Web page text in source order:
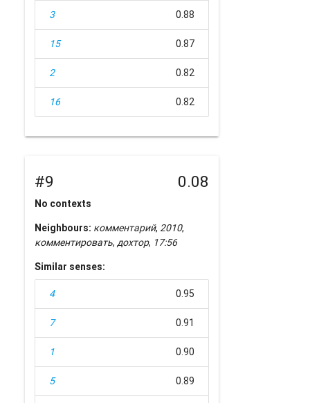
3 0.88
15 0.87
2 0.82
16 0.82
#9 0.08
No contexts
Neighbours: комментарий, 2010,
комментировать,дохтор, 17:56
Similar senses:
4 0.95
7 0.91
1 0.90
5 0.89